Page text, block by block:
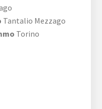
Tantalio Mezzago
Torino